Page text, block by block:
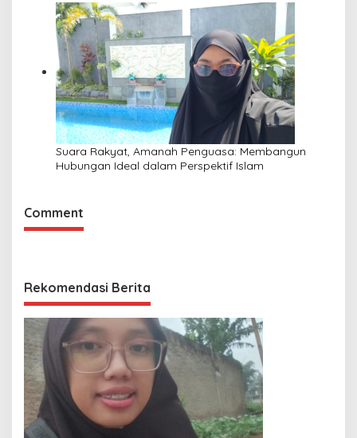
Suara Rakyat, Amanah Penguasa: Membangun
Hubungan Ideal dalam Perspektif Islam
Comment
Rekomendasi Berita